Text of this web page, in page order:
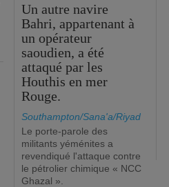
Un autre navire
Bahri, appartenant à
un opérateur
saoudien, a été
attaqué par les
Houthis en mer
Rouge.
Southampton/Sana'a/Riyad
Le porte-parole des
militants yéménites a
revendiqué l'attaque contre
le pétrolier chimique « NCC
Ghazal ».